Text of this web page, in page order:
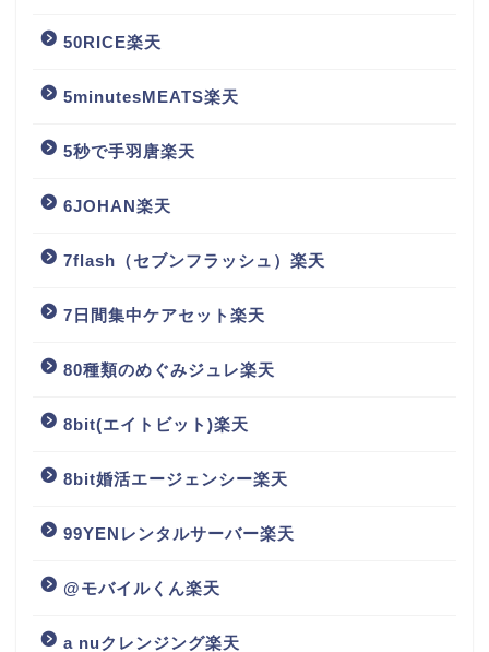
50RICE楽天
5minutesMEATS楽天
5秒で手羽唐楽天
6JOHAN楽天
7flash（セブンフラッシュ）楽天
7日間集中ケアセット楽天
80種類のめぐみジュレ楽天
8bit(エイトビット)楽天
8bit婚活エージェンシー楽天
99YENレンタルサーバー楽天
@モバイルくん楽天
a nuクレンジング楽天